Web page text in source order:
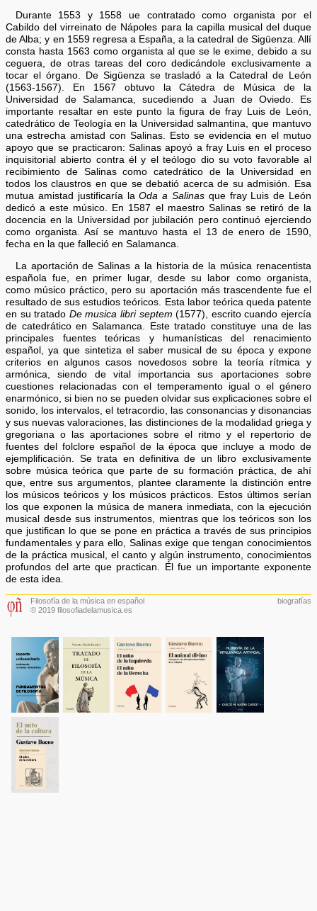
Durante 1553 y 1558 ue contratado como organista por el
Cabildo del virreinato de Nápoles para la capilla musical del duque
de Alba; y en 1559 regresa a España, a la catedral de Sigüenza. Allí
consta hasta 1563 como organista al que se le exime, debido a su
ceguera, de otras tareas del coro dedicándole exclusivamente a
tocar el órgano. De Sigüenza se trasladó a la Catedral de León
(1563-1567). En 1567 obtuvo la Cátedra de Música de la
Universidad de Salamanca, sucediendo a Juan de Oviedo. Es
importante resaltar en este punto la figura de fray Luis de León,
catedrático de Teología en la Universidad salmantina, que mantuvo
una estrecha amistad con Salinas. Esto se evidencia en el mutuo
apoyo que se practicaron: Salinas apoyó a fray Luis en el proceso
inquisitorial abierto contra él y el teólogo dio su voto favorable al
recibimiento de Salinas como catedrático de la Universidad en
todos los claustros en que se debatió acerca de su admisión. Esa
mutua amistad justificaría laOda a Salinasque fray Luis de León
dedicó a este músico. En 1587 el maestro Salinas se retiró de la
docencia en la Universidad por jubilación pero continuó ejerciendo
como organista. Así se mantuvo hasta el 13 de enero de 1590,
fecha en la que falleció en Salamanca.
La aportación de Salinas a la historia de la música renacentista
española fue, en primer lugar, desde su labor como organista,
como músico práctico, pero su aportación más trascendente fue el
resultado de sus estudios teóricos. Esta labor teórica queda patente
en su tratado De musica libri septem (1577), escrito cuando ejercía
de catedrático en Salamanca. Este tratado constituye una de las
principales fuentes teóricas y humanísticas del renacimiento
español, ya que sintetiza el saber musical de su época y expone
criterios en algunos casos novedosos sobre la teoría rítmica y
armónica, siendo de vital importancia sus aportaciones sobre
cuestiones relacionadas con el temperamento igual o el género
enarmónico, si bien no se pueden olvidar sus explicaciones sobre el
sonido, los intervalos, el tetracordio, las consonancias y disonancias
y sus nuevas valoraciones, las distinciones de la modalidad griega y
gregoriana o las aportaciones sobre el ritmo y el repertorio de
fuentes del folclore español de la época que incluye a modo de
ejemplificación. Se trata en definitiva de un libro exclusivamente
sobre música teórica que parte de su formación práctica, de ahí
que, entre sus argumentos, plantee claramente la distinción entre
los músicos teóricos y los músicos prácticos. Estos últimos serían
los que exponen la música de manera inmediata, con la ejecución
musical desde sus instrumentos, mientras que los teóricos son los
que justifican lo que se pone en práctica a través de sus principios
fundamentales y para ello, Salinas exige que tengan conocimientos
de la práctica musical, el canto y algún instrumento, conocimientos
profundos del arte que practican. Él fue un importante exponente
de esta idea.
Filosofía de la música en español
© 2019 filosofiadelamusica.es
biografías